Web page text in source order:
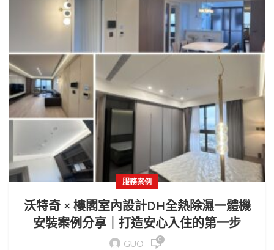
服務案例
沃特奇 × 樓閣室內設計DH全熱除濕一體機
安裝案例分享｜打造安心入住的第一步
GUO 0